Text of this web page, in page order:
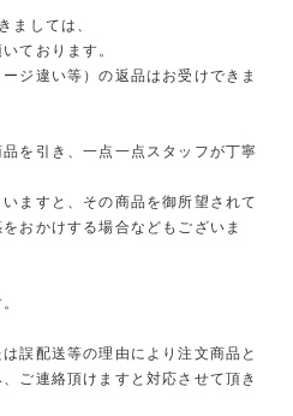
ましては、
ております。
ジ違い等）の返品はお受けできま
を引き、一点一点スタッフが丁寧
ますと、その商品を御所望されて
おかけする場合などもございま
誤配送等の理由により注文商品と
ご連絡頂けますと対応させて頂き